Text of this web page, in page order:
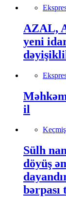
AZAL,
yeni
il
Sülh
döyüş
bərpası